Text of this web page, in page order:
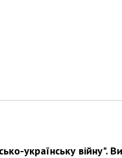
українську війну".